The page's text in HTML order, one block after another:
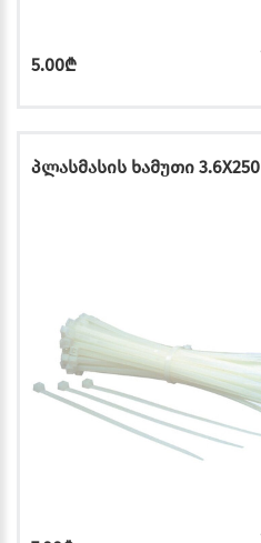
5.00₾
პლასმასის ხამუთი 3.6X250